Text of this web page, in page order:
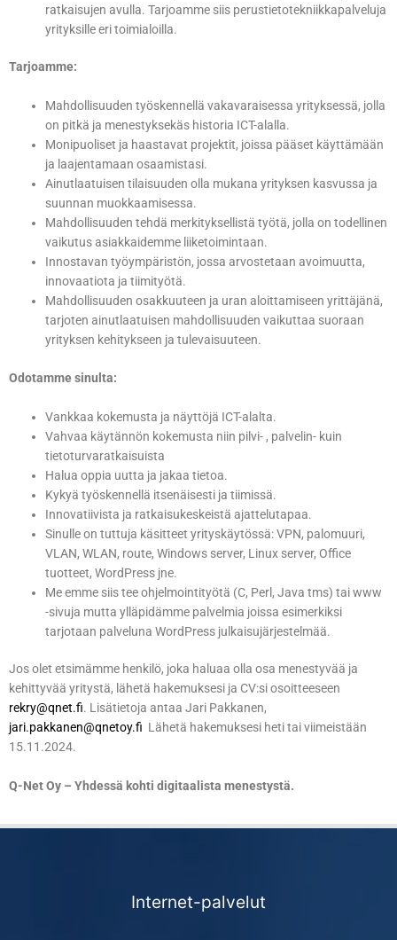
ratkaisujen avulla. Tarjoamme siis perustietotekniikkapalveluja
yrityksille eri toimialoilla.
Tarjoamme:
Mahdollisuuden työskennellä vakavaraisessa yrityksessä, jolla
on pitkä ja menestyksekäs historia ICT-alalla.
Monipuoliset ja haastavat projektit, joissa pääset käyttämään
ja laajentamaan osaamistasi.
Ainutlaatuisen tilaisuuden olla mukana yrityksen kasvussa ja
suunnan muokkaamisessa.
Mahdollisuuden tehdä merkityksellistä työtä, jolla on todellinen
vaikutus asiakkaidemme liiketoimintaan.
Innostavan työympäristön, jossa arvostetaan avoimuutta,
innovaatiota ja tiimityötä.
Mahdollisuuden osakkuuteen ja uran aloittamiseen yrittäjänä,
tarjoten ainutlaatuisen mahdollisuuden vaikuttaa suoraan
yrityksen kehitykseen ja tulevaisuuteen.
Odotamme sinulta:
Vankkaa kokemusta ja näyttöjä ICT-alalta.
Vahvaa käytännön kokemusta niin pilvi- , palvelin- kuin
tietoturvaratkaisuista
Halua oppia uutta ja jakaa tietoa.
Kykyä työskennellä itsenäisesti ja tiimissä.
Innovatiivista ja ratkaisukeskeistä ajattelutapaa.
Sinulle on tuttuja käsitteet yrityskäytössä: VPN, palomuuri,
VLAN, WLAN, route, Windows server, Linux server, Office
tuotteet, WordPress jne.
Me emme siis tee ohjelmointityötä (C, Perl, Java tms) tai www
-sivuja mutta ylläpidämme palvelmia joissa esimerkiksi
tarjotaan palveluna WordPress julkaisujärjestelmää.
Jos olet etsimämme henkilö, joka haluaa olla osa menestyvää ja
kehittyvää yritystä, lähetä hakemuksesi ja CV:si osoitteeseen
rekry@qnet.fi. Lisätietoja antaa Jari Pakkanen,
jari.pakkanen@qnetoy.fi Lähetä hakemuksesi heti tai viimeistään
15.11.2024.
Q-Net Oy – Yhdessä kohti digitaalista menestystä.
Internet-palvelut